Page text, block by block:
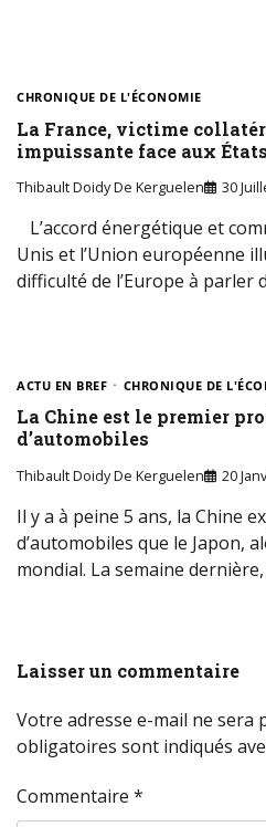
CHRONIQUE DE L'ÉCONOMIE
La France, victime
impuissante face aux
Thibault Doidy De Kerguelen 30
L’accord énergétique et
Unis et l’Union européenne
difficulté de l’Europe à parler
ACTU EN BREF CHRONIQUE DE
La Chine est le premier
d’automobiles
Thibault Doidy De Kerguelen 20
Il y a à peine 5 ans, la Chine
d’automobiles que le Japon,
mondial. La semaine
Laisser un commentaire
Votre adresse e-mail ne sera
obligatoires sont indiqués
Commentaire *